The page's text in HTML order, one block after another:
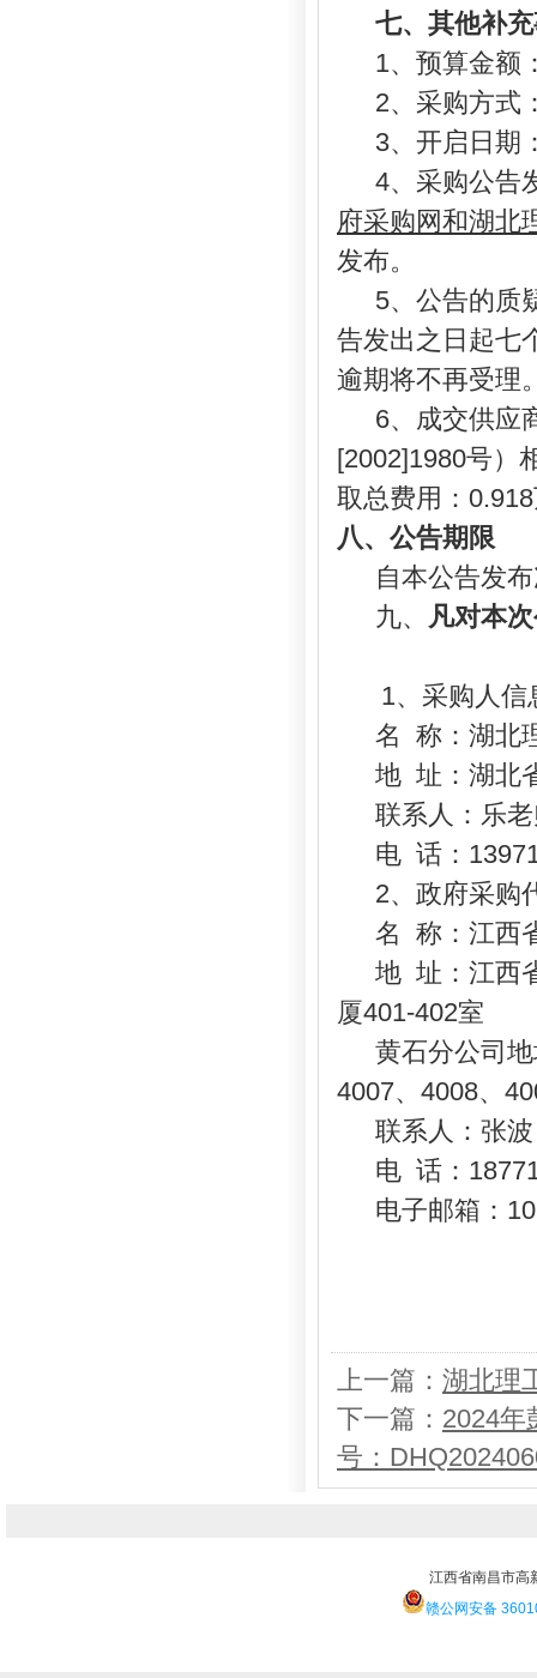
七、其他补
1、预算金额
2、采购方式
3、开启日期
4、采购公告
府采购网和湖北
发布。
5、公告的质
告发出之日起七
逾期将不再受理
6、成交供应
[2002]1980号）
取总费用：
八、公告期限
自本公告发
九、 凡对本
1、采购人信
名
称：湖北
地 址：湖北
联系人：乐
电 话：
2、政府采购
名
称：江西
地 址：江西
厦401-402室
黄石分公司
4007、4008、
联系人：张波
电 话：
电子邮箱：
上一篇： 湖北理
下一篇： 2024年
号：
江西省南昌市高
赣公网安备